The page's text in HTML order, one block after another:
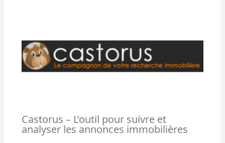
Castorus – L’outil pour suivre et
analyser les annonces immobilières